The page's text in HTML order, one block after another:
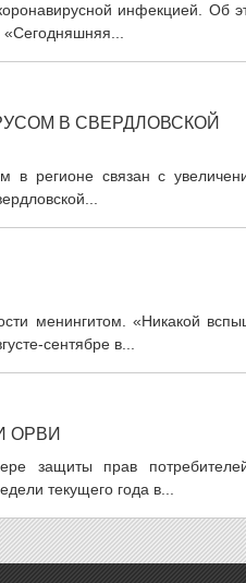
инфекцией. Об
В СВЕРДЛОВСКОЙ
в регионе связан с
менингитом. «Никакой
сентябре в...
ОРВИ
защиты прав
текущего года в...